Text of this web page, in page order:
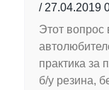
27.04.2019
Этот вопрос
практика за
б/у резина,